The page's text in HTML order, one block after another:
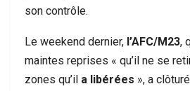
son contrôle.
Le weekend dernier, l’AFC/M23,
maintes reprises « qu’il ne se
zones qu’il a libérées », a